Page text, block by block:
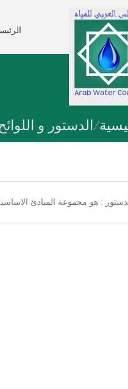
/ الدستور و
: هو مجموعة المبادئ